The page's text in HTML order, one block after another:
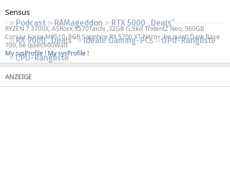
Podcast RAMageddon
RTX 5000 „Deals“
RX 9000 „Deals“
Ideale Gaming-PCs
GPU-Rangliste
CPU-Rangliste
Sensus
RYZEN 7 3700X, ASRock X570Taichi ,32GB G.Skill TridentZ Neo, 960GB
Corsair Force MP510, 8GB Sapphire RX 5700 XT Nitro+, be quiet! Dark Base
700, be quiet!600Watt
My sysProfile ! My sysProfile !